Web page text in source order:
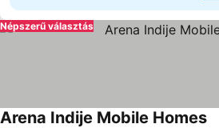
Népszerű választás
Arena Indije Mobile Homes